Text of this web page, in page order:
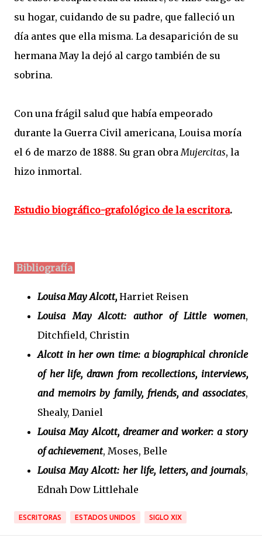
su hogar, cuidando de su padre, que falleció un
día antes que ella misma. La desaparición de su
hermana May la dejó al cargo también de su
sobrina.
Con una frágil salud que había empeorado
durante la Guerra Civil americana, Louisa moría
el 6 de marzo de 1888. Su gran obraMujercitas, la
hizo inmortal.
Estudio biográfico-grafológico de la escritora.
Bibliografía
Louisa May Alcott, Harriet Reisen
Louisa May Alcott: author of Little women,
Ditchfield, Christin
Alcott in her own time: a biographical chronicle
of her life, drawn from recollections, interviews,
and memoirs by family, friends, and associates,
Shealy, Daniel
Louisa May Alcott, dreamer and worker: a story
of achievement, Moses, Belle
Louisa May Alcott: her life, letters, and journals,
Ednah Dow Littlehale
ESCRITORAS ESTADOS UNIDOS SIGLO XIX